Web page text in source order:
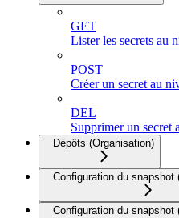
GET
Lister les secrets au
POST
Créer un secret au
DEL
Supprimer un secret
Dépôts (Organisation)
Configuration du snapshot
Configuration du snapshot